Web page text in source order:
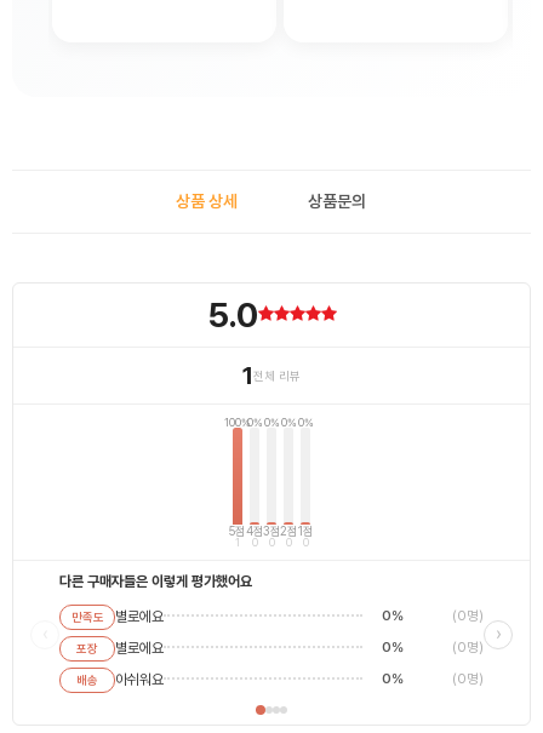
상품 상세 상품문의
5.0
1전체 리뷰
100%
5점
1
0%
4점
0
0%
3점
0
0%
2점
0
0%
1점
0
다른 구매자들은 이렇게 평가했어요
만족도 별로에요 0% (0명)
포장 별로에요 0% (0명)
배송 아쉬워요 0% (0명)
별로에
평범해
›